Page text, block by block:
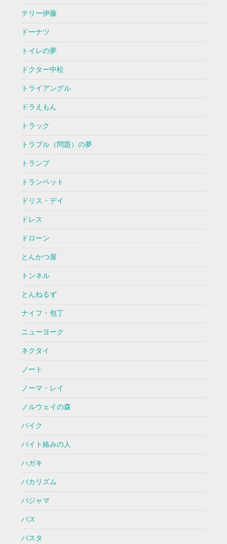
テリー伊藤
ドーナツ
トイレの夢
ドクター中松
トライアングル
ドラえもん
トラック
トラブル（問題）の夢
トランプ
トランペット
ドリス・デイ
ドレス
ドローン
とんかつ屋
トンネル
とんねるず
ナイフ・包丁
ニューヨーク
ネクタイ
ノート
ノーマ・レイ
ノルウェイの森
バイク
バイト絡みの人
ハガキ
バカリズム
パジャマ
バス
パスタ